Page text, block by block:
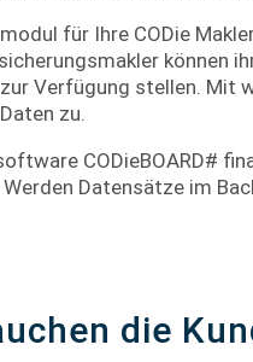
für Ihre CODie
können
zur Verfügung stellen. Mit
zu.
CODieBOARD#
Datensätze im
die